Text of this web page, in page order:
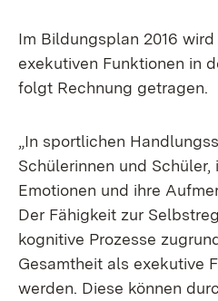
Im Bildungsplan 2016
exekutiven Funktionen in
folgt Rechnung getragen.
„In sportlichen
Schülerinnen und Schüler,
Emotionen und ihre
Der Fähigkeit zur
kognitive Prozesse
Gesamtheit als exekutive
werden. Diese können